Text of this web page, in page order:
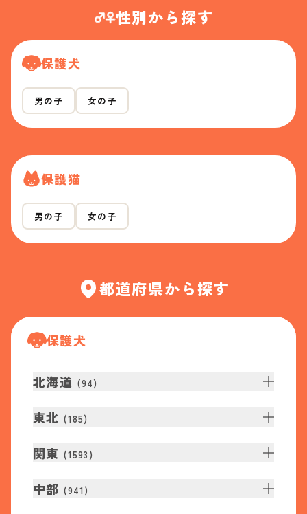
性別から探す
保護犬
男の子 女の子
保護猫
男の子 女の子
都道府県から探す
保護犬
北海道 (94)
東北 (185)
関東 (1593 )
中部 (941 )